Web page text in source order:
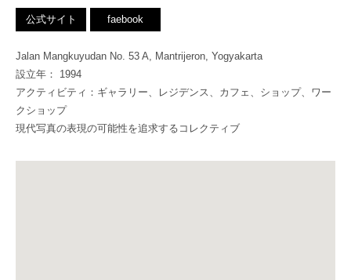
公式サイト faebook
Jalan Mangkuyudan No. 53 A, Mantrijeron, Yogyakarta
設立年： 1994
アクティビティ：ギャラリー、レジデンス、カフェ、ショップ、ワー
クショップ
現代写真の表現の可能性を追求するコレクティブ